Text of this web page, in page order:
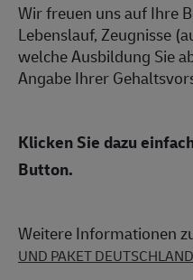
Wir freuen uns auf Ihre
Lebenslauf, Zeugnisse
welche Ausbildung Sie
Angabe Ihrer
Klicken Sie dazu
Button.
Weitere Informationen
UND PAKET DEUTSCHLAND